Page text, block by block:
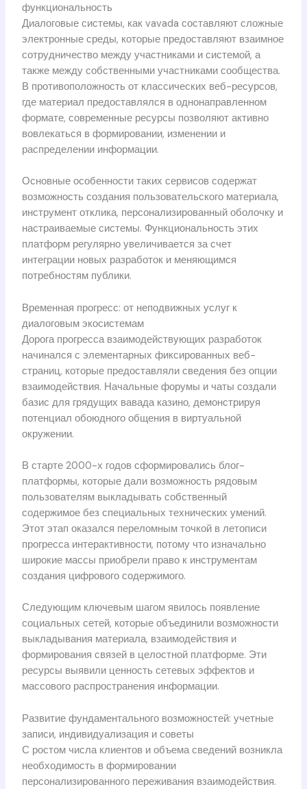
функциональность
Диалоговые системы, как vavada составляют сложные
электронные среды, которые предоставляют взаимное
сотрудничество между участниками и системой, а
также между собственными участниками сообщества.
В противоположность от классических веб-ресурсов,
где материал предоставлялся в однонаправленном
формате, современные ресурсы позволяют активно
вовлекаться в формировании, изменении и
распределении информации.
Основные особенности таких сервисов содержат
возможность создания пользовательского материала,
инструмент отклика, персонализированный оболочку и
настраиваемые системы. Функциональность этих
платформ регулярно увеличивается за счет
интеграции новых разработок и меняющимся
потребностям публики.
Временная прогресс: от неподвижных услуг к
диалоговым экосистемам
Дорога прогресса взаимодействующих разработок
начинался с элементарных фиксированных веб-
страниц, которые предоставляли сведения без опции
взаимодействия. Начальные форумы и чаты создали
базис для грядущих вавада казино, демонстрируя
потенциал обоюдного общения в виртуальной
окружении.
В старте 2000-х годов сформировались блог-
платформы, которые дали возможность рядовым
пользователям выкладывать собственный
содержимое без специальных технических умений.
Этот этап оказался переломным точкой в летописи
прогресса интерактивности, потому что изначально
широкие массы приобрели право к инструментам
создания цифрового содержимого.
Следующим ключевым шагом явилось появление
социальных сетей, которые объединили возможности
выкладывания материала, взаимодействия и
формирования связей в целостной платформе. Эти
ресурсы выявили ценность сетевых эффектов и
массового распространения информации.
Развитие фундаментального возможностей: учетные
записи, индивидуализация и советы
С ростом числа клиентов и объема сведений возникла
необходимость в формировании
персонализированного переживания взаимодействия.